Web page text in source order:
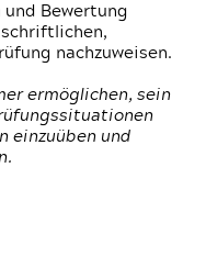
und Bewertung
nachzuweisen.
ermöglichen, sein
einzuüben und